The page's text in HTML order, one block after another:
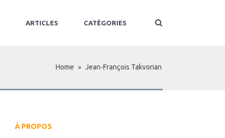
ARTICLES CATÉGORIES
Home » Jean-François Takvorian
À PROPOS